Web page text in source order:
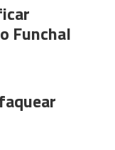
Funchal